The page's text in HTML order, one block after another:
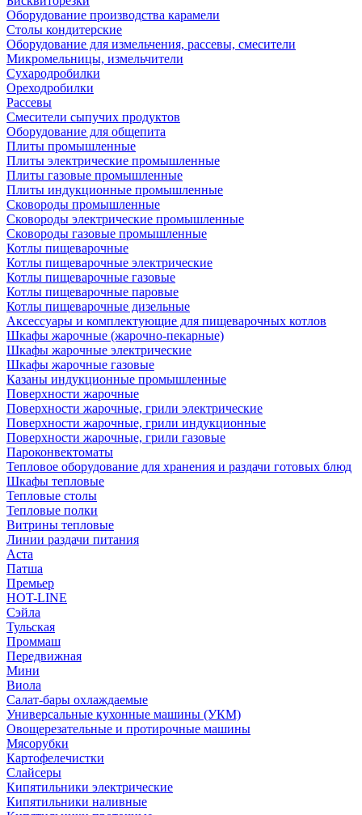
Оборудование производства карамели
Столы кондитерские
Оборудование для измельчения, рассевы, смесители
Микромельницы, измельчители
Сухародробилки
Ореходробилки
Рассевы
Смесители сыпучих продуктов
Оборудование для общепита
Плиты промышленные
Плиты электрические промышленные
Плиты газовые промышленные
Плиты индукционные промышленные
Сковороды промышленные
Сковороды электрические промышленные
Сковороды газовые промышленные
Котлы пищеварочные
Котлы пищеварочные электрические
Котлы пищеварочные газовые
Котлы пищеварочные паровые
Котлы пищеварочные дизельные
Аксессуары и комплектующие для пищеварочных котлов
Шкафы жарочные (жарочно-пекарные)
Шкафы жарочные электрические
Шкафы жарочные газовые
Казаны индукционные промышленные
Поверхности жарочные
Поверхности жарочные, грили электрические
Поверхности жарочные, грили индукционные
Поверхности жарочные, грили газовые
Пароконвектоматы
Тепловое оборудование для хранения и раздачи готовых блюд
Шкафы тепловые
Тепловые столы
Тепловые полки
Витрины тепловые
Линии раздачи питания
Аста
Патша
Премьер
HOT-LINE
Сэйла
Тульская
Проммаш
Передвижная
Мини
Виола
Салат-бары охлаждаемые
Универсальные кухонные машины (УКМ)
Овощерезательные и протирочные машины
Мясорубки
Картофелечистки
Слайсеры
Кипятильники электрические
Кипятильники наливные